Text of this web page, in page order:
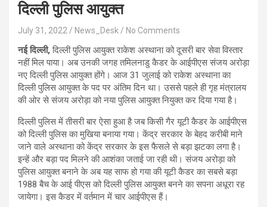
दिल्ली पुलिस आयुक्त
July 31, 2022 News_Desk No Comments
नई दिल्ली, दिल्ली पुलिस आयुक्त राकेश अस्थाना को दूसरी बार सेवा विस्तार
नहीं मिल पाया। अब उनकी जगह तमिलनाडु कैडर के आईपीएस संजय अरोड़ा
नए दिल्ली पुलिस आयुक्त होंगे। आज 31 जुलाई को राकेश अस्थाना का
दिल्ली पुलिस आयुक्त के पद पर अंतिम दिन था। उससे पहले ही गृह मंत्रालय
की ओर से संजय अरोड़ा को नया पुलिस आयुक्त नियुक्त कर दिया गया है।
दिल्ली पुलिस में तीसरी बार ऐसा हुआ है जब किसी गैर यूटी कैडर के आईपीएस
को दिल्ली पुलिस का मुखिया बनाया गया। केंद्र सरकार के बेहद करीबी माने
जाने वाले अस्थाना को केंद्र सरकार के इस फैसले से बड़ा झटका लगा है।
इन्हें और बड़ा पद मिलने की आशंका जताई जा रही थी। संजय अरोड़ा को
पुलिस आयुक्त बनाने के अब यह साफ हो गया की यूटी कैडर का सबसे बड़ा
1988 बैच के आई पीएस को दिल्ली पुलिस आयुक्त बनने का सपना अधूरा रह
जायेगा। इस कैडर में वर्तमान में चार आईपीएस हैं।